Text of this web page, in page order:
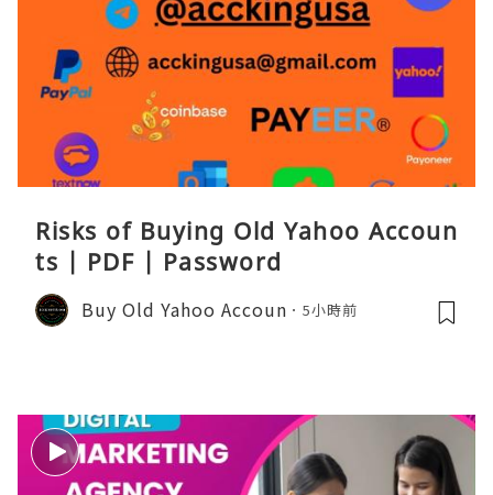
Risks of Buying Old Yahoo Accoun
ts | PDF | Password
Buy Old Yahoo Accoun 5小時前